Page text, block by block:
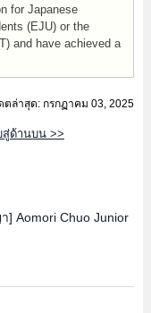
for Japanese
(EJU) or the
and have achieved a
ตล่าสุด: กรกฏาคม 03, 2025
สู่ด้านบน >>
] Aomori Chuo Junior